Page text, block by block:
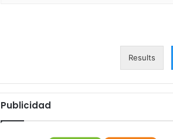
Results
Publicidad